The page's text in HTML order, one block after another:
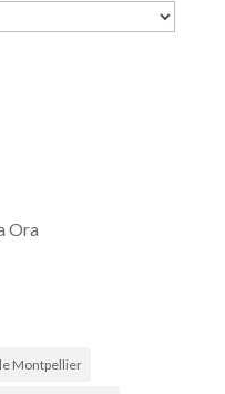
Ora
Montpellier